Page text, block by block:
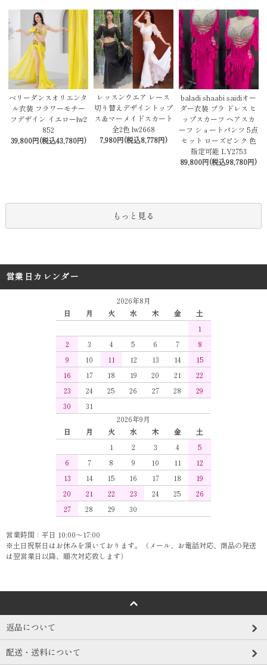
ベリーダンスオリエンタ
ル衣装 フラワーモチー
フデザイン イエローlw2
852
39,800円(税込43,780円)
レッスンウエア レース
切り替えデザイントップ
ス＆マーメイドスカート
全2色 lw2668
7,980円(税込8,778円)
baladi shaabi saidiオー
ダー衣装 ブラ ドレス ヒ
ップスカーフ ヘアスカ
ーフ ショートパンツ 5点
セット ローズピンク 色
指定可能 LY2753
89,800円(税込98,780円)
もっと見る
営業日カレンダー
2026年8月
日
月 火 水 木 金
土
1
2
3 4 5 6 7
8
9
10 11 12 13 14
15
16
17 18 19 20 21
22
23
24 25 26 27 28
29
30
31
2026年9月
日
月 火 水 木 金
土
1
2 3 4
5
6
7 8 9 10 11
12
13
14 15 16 17 18
19
20
21 22 23 24 25
26
27
28 29 30
営業時間：平日 10:00～17:00
※土日祝祭日はお休みを頂いております。（メール、お電話対応、商品の発送
は翌営業日以降、順次対応致します）
返品について
配送・送料について